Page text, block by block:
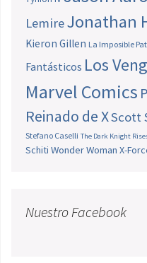
LemireJonathan
Kieron Gillen La Imposible
Fantásticos Los
Marvel Comics
Reinado de XScott
Stefano Caselli The Dark Knight
Schiti Wonder Woman X-
Nuestro Facebook